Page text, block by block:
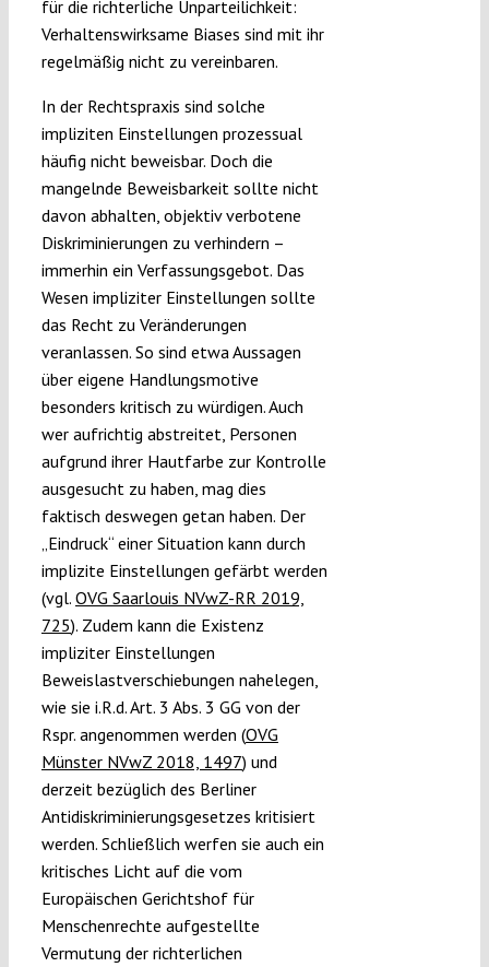
für die richterliche Unparteilichkeit:
Verhaltenswirksame Biases sind mit ihr
regelmäßig nicht zu vereinbaren.
In der Rechtspraxis sind solche
impliziten Einstellungen prozessual
häufig nicht beweisbar. Doch die
mangelnde Beweisbarkeit sollte nicht
davon abhalten, objektiv verbotene
Diskriminierungen zu verhindern ­–
immerhin ein Verfassungsgebot. Das
Wesen impliziter Einstellungen sollte
das Recht zu Veränderungen
veranlassen. So sind etwa Aussagen
über eigene Handlungsmotive
besonders kritisch zu würdigen. Auch
wer aufrichtig abstreitet, Personen
aufgrund ihrer Hautfarbe zur Kontrolle
ausgesucht zu haben, mag dies
faktisch deswegen getan haben. Der
„Eindruck“ einer Situation kann durch
implizite Einstellungen gefärbt werden
(vgl. OVG Saarlouis NVwZ-RR 2019,
725). Zudem kann die Existenz
impliziter Einstellungen
Beweislastverschiebungen nahelegen,
wie sie i.R.d. Art. 3 Abs. 3 GG von der
Rspr. angenommen werden (OVG
Münster NVwZ 2018, 1497) und
derzeit bezüglich des Berliner
Antidiskriminierungsgesetzes kritisiert
werden. Schließlich werfen sie auch ein
kritisches Licht auf die vom
Europäischen Gerichtshof für
Menschenrechte aufgestellte
Vermutung der richterlichen